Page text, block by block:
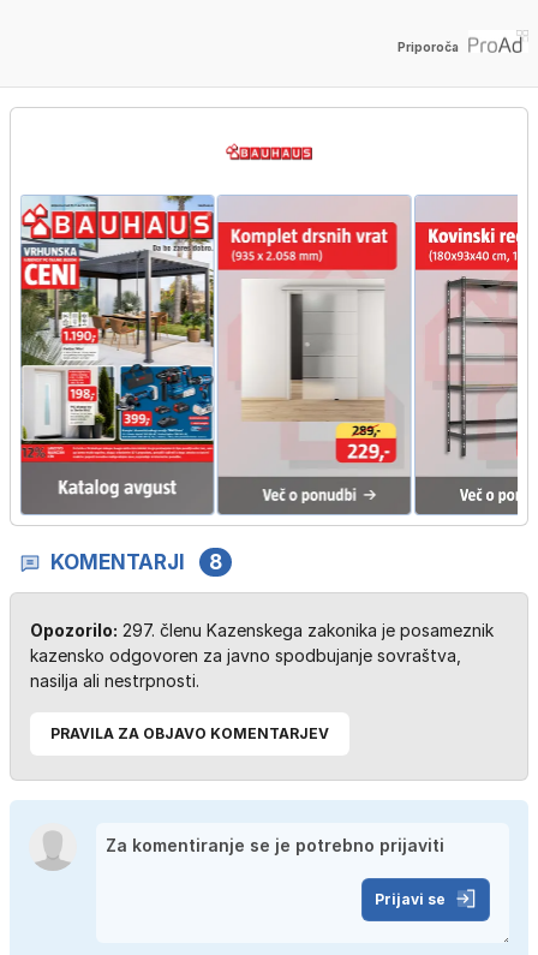
Priporoča
KOMENTARJI 8
Opozorilo: 297. členu Kazenskega zakonika je posameznik
kazensko odgovoren za javno spodbujanje sovraštva,
nasilja ali nestrpnosti.
PRAVILA ZA OBJAVO KOMENTARJEV
Prijavi se